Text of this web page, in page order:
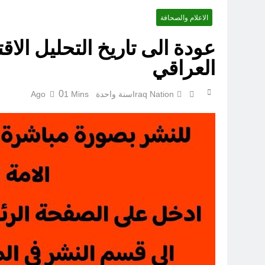
الاعلام والصحافة
عودة الى تاريخ التحليل
العراقي
Iraq Nationسنة واحدة Ago 01 Mins